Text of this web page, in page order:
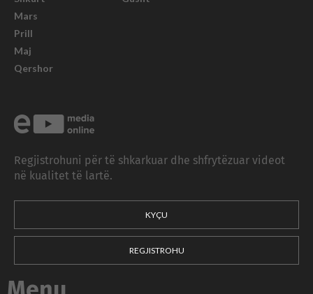
Mars
Prill
Maj
Qershor
Regjistrohuni për të shkarkuar dhe shfrytëzuar videot
në kualitet të lartë.
KYÇU
REGJISTROHU